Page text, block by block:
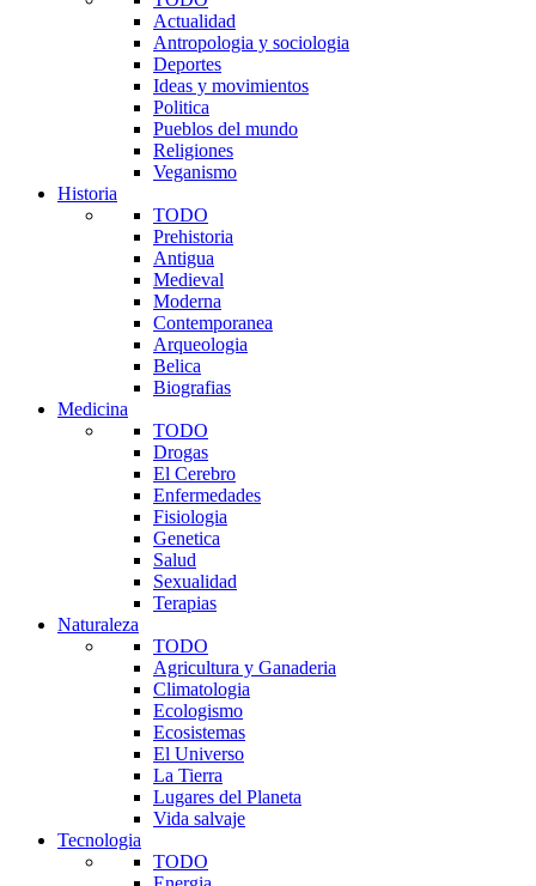
Actualidad
Antropologia y sociologia
Deportes
Ideas y movimientos
Politica
Pueblos del mundo
Religiones
Veganismo
Historia
TODO
Prehistoria
Antigua
Medieval
Moderna
Contemporanea
Arqueologia
Belica
Biografias
Medicina
TODO
Drogas
El Cerebro
Enfermedades
Fisiologia
Genetica
Salud
Sexualidad
Terapias
Naturaleza
TODO
Agricultura y Ganaderia
Climatologia
Ecologismo
Ecosistemas
El Universo
La Tierra
Lugares del Planeta
Vida salvaje
Tecnologia
TODO